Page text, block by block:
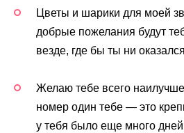
Цветы и шарики для моей
добрые пожелания будут
везде, где бы ты ни
Желаю тебе всего
номер один тебе — это
у тебя было еще много